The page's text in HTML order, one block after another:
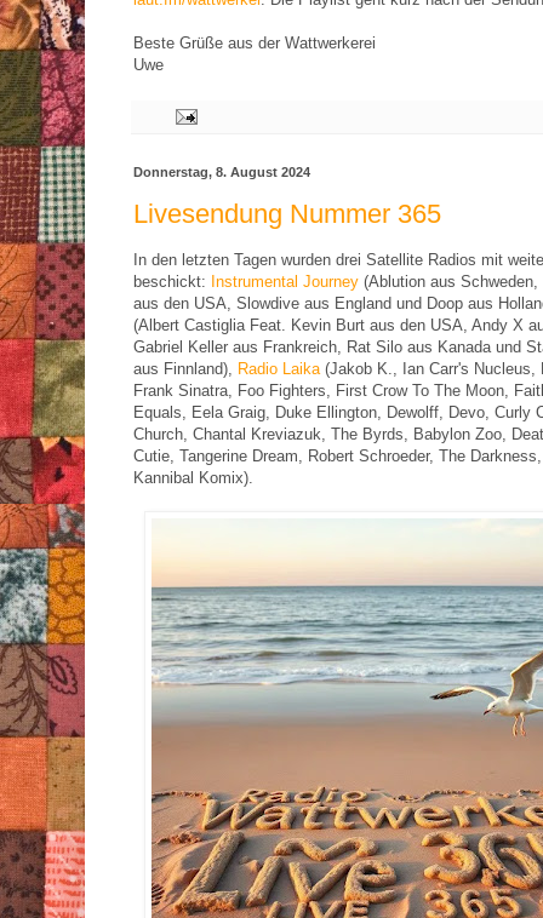
Beste Grüße aus der Wattwerkerei
Uwe
Donnerstag, 8. August 2024
Livesendung Nummer 365
In den letzten Tagen wurden drei Satellite Radios mit
beschickt: Instrumental Journey (Ablution aus
aus den USA, Slowdive aus England und Doop aus
(Albert Castiglia Feat. Kevin Burt aus den USA, Andy X
Gabriel Keller aus Frankreich, Rat Silo aus Kanada und
aus Finnland), Radio Laika(Jakob K., Ian Carr's Nucleus,
Frank Sinatra, Foo Fighters, First Crow To The Moon,
Equals, Eela Graig, Duke Ellington, Dewolff, Devo, Curly
Church, Chantal Kreviazuk, The Byrds, Babylon Zoo,
Cutie, Tangerine Dream, Robert Schroeder, The
Kannibal Komix).